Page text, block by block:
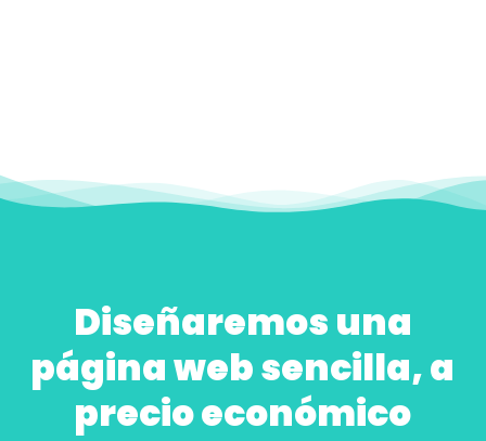
Diseñaremos una
página web sencilla, a
precio económico